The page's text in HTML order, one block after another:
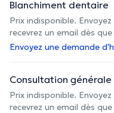
Blanchiment dentaire
Prix indisponible.
recevrez un email dès
Envoyez une demande
Consultation générale
Prix indisponible.
recevrez un email dès